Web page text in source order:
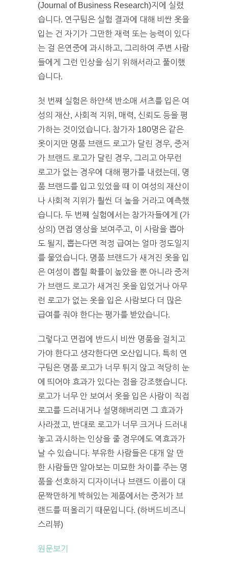
(Journal of Business Research)지에 실렸
습니다. 연구팀은 실험 결과에 대해 비싼 옷을
입는 건 자기가 그만한 재력 또는 능력이 있다
는 걸 은연중에 과시하고, 그리하여 주변 사람
들에게 그런 인상을 심기 위해서라고 풀이했
습니다.
첫 번째 실험은 하얀색 반소매 셔츠를 입은 여
성의 재산, 사회적 지위, 매력, 신뢰도 등을 평
가하는 것이었습니다. 참가자 180명은 같은
옷이지만 명품 브랜드 로고가 달린 경우, 중저
가 브랜드 로고가 달린 경우, 그리고 아무런
로고가 없는 경우에 대해 평가를 내렸는데, 명
품 브랜드를 입고 있었을 때 이 여성의 재산이
나 사회적 지위가 훨씬 더 높을 거라고 예측했
습니다. 두 번째 실험에서는 참가자들에게 (가
상의) 면접 영상을 보여주고, 이 사람을 뽑아
도 될지, 뽑는다면 적정 급여는 얼마 정도일지
를 물었습니다. 명품 브랜드가 새겨진 옷을 입
은 여성이 뽑힐 확률이 높았을 뿐 아니라 중저
가 브랜드 로고가 새겨진 옷을 입었거나 아무
런 로고가 없는 옷을 입은 사람보다 더 많은
급여를 줘야 한다는 평가를 받았습니다.
그렇다고 면접에 반드시 비싼 명품을 걸치고
가야 한다고 생각한다면 오산입니다. 특히 연
구팀은 명품 로고가 너무 튀지 않고 적당히 눈
에 띄어야 효과가 있다는 점을 강조했습니다.
로고가 너무 안 보여서 옷을 입은 사람이 직접
로고를 드러내거나 설명해버리면 그 효과가
사라졌고, 반대로 로고가 너무 크거나 드러내
놓고 과시하는 인상을 줄 경우에도 역효과가
날 수 있습니다. 부유한 사람들은 대개 알 만
한 사람들만 알아보는 미묘한 차이를 주는 명
품을 선호하지 디자이너나 브랜드 이름이 대
문짝만하게 박혀있는 제품에서는 중저가 브
랜드를 떠올리기 때문입니다. (하버드비즈니
스리뷰)
원문보기